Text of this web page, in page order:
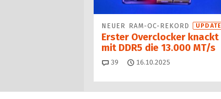
NEUER RAM-OC-REKORD UPDATE
Erster Overclocker knackt
mit DDR5 die 13.000 MT/s
39 Kommentare
16.10.2025